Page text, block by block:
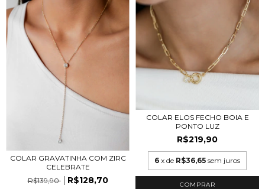
COLAR GRAVATINHA COM ZIRC
CELEBRATE
R$139,90
R$128,70
COLAR ELOS FECHO BOIA E
PONTO LUZ
R$219,90
6 x de R$36,65 sem juros
COMPRAR